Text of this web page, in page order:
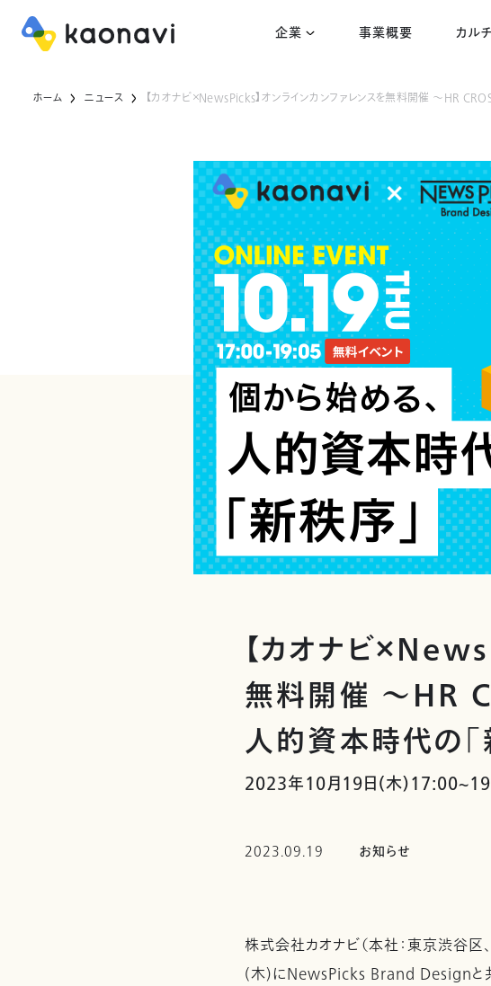
企業 事業概要 カル
ホーム ニュース 【カオナビ×NewsPicks】オンラインカンファレンスを無料開催 ～HR
【カオナビ
無料開催 ～HR
人的資本時代の「
2023年10月19日(木
2023.09.19 お知らせ
株式会社カオナビ（本社：東京渋谷
(木)にNewsPicks Brand Designと共